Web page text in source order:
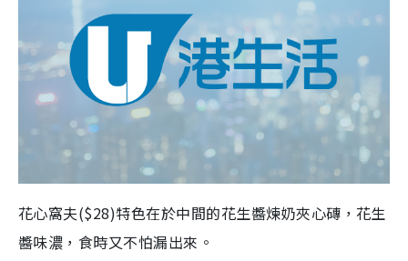
花心窩夫($28)特色在於中間的花生醬煉奶夾心磚，花生
醬味濃，食時又不怕漏出來。